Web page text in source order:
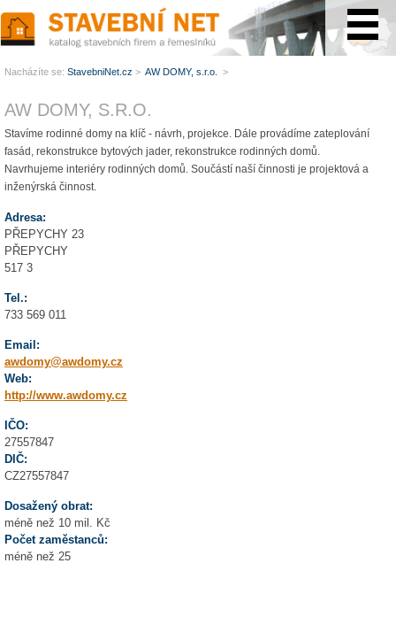
AW DOMY, S.R.O.
Stavíme rodinné domy na klíč - návrh, projekce. Dále provádíme zateplování
fasád, rekonstrukce bytových jader, rekonstrukce rodinných domů.
Navrhujeme interiéry rodinných domů. Součástí naší činnosti je projektová a
inženýrská činnost.
Adresa:
PŘEPYCHY 23
PŘEPYCHY
517 3
Tel.:
733 569 011
Email:
awdomy@awdomy.cz
Web:
http://www.awdomy.cz
IČO:
27557847
DIČ:
CZ27557847
Dosažený obrat:
méně než 10 mil. Kč
Počet zaměstanců:
méně než 25
Nacházíte se: StavebniNet.cz > AW DOMY, s.r.o. >